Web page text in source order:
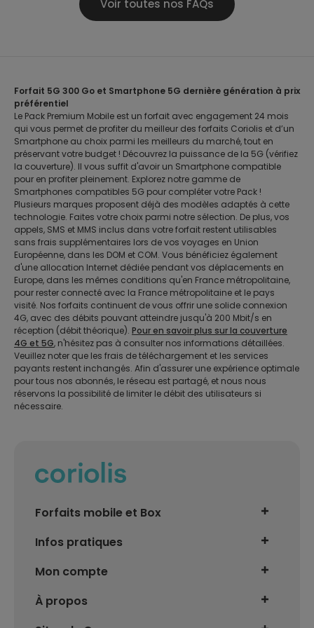
attendant la date de portage, vous continuez à utiliser votre numéro avec votre
vos services.
Lorsque votre ancienne carte SIM ne fonctionnera plus, il vous suffira de la
remplacer par la carte SIM Coriolis pour profiter de votre nouveau forfait !
Si vous avez demandé un nouveau numéro, votre carte SIM s’active au
Si vous rencontrez des difficultés, nous vous invitons à contacter le Service
Client qui vous aidera.
Si vous détenez actuellement un forfait mobile sans engagement, ou encore si
sur
«Conserver mon numéro»
au moment de personnaliser votre
offre mobile.
Ensuite, juste avant l’étape de paiement, il vous sera demandé de saisir
votre numéro de téléphone ainsi quevotre RIO(Relevé d’Identité
Opérateur) préalablement obtenu
en appelant le 3179
depuis votre
ligne mobile.
Vous n’avez pas besoin de résilier votre offre mobile actuelle, Coriolis s’en
occupe gratuitement.
Si vous ne souhaitez pas conserver votre numéro actuel, Coriolis vous en
attribuera un nouveau (Vous avez même le choix parmis une liste lors de votre
commande).
Une fois votre nouvelle ligne Coriolis activée, pensez à effectuer la demandé
de résiliation auprès de votre opérateur actuel.
Si vous êtes encore engagé, renseignez-vous sur les modalités de départ. La
loi Chatel vous permet aujourd’hui de quitter votre opérateur actuel avec des
conditions facilitées.
Voir toutes nos FAQs
Forfait 5G 300 Go et Smartphone 5G dernière génération à prix
préférentiel
Le Pack Premium Mobile est un forfait avec engagement 24 mois
qui vous permet de profiter du meilleur des forfaits Coriolis et d’un
Smartphone au choix parmi les meilleurs du marché, tout en
préservant votre budget ! Découvrez la puissance de la 5G (vérifiez
la couverture). Il vous suffit d'avoir un Smartphone compatible
pour en profiter pleinement. Explorez notre gamme de
Smartphones compatibles 5G pour compléter votre Pack !
Plusieurs marques proposent déjà des modèles adaptés à cette
technologie. Faites votre choix parmi notre sélection. De plus, vos
appels, SMS et MMS inclus dans votre forfait restent utilisables
sans frais supplémentaires lors de vos voyages en Union
Européenne, dans les DOM et COM. Vous bénéficiez également
d'une allocation Internet dédiée pendant vos déplacements en
Europe, dans les mêmes conditions qu'en France métropolitaine,
pour rester connecté avec la France métropolitaine et le pays
visité. Nos forfaits continuent de vous offrir une solide connexion
4G, avec des débits pouvant atteindre jusqu'à 200 Mbit/s en
réception (débit théorique). Pour en savoir plus sur la couverture
4G et 5G, n'hésitez pas à consulter nos informations détaillées.
Veuillez noter que les frais de téléchargement et les services
payants restent inchangés. Afin d'assurer une expérience optimale
pour tous nos abonnés, le réseau est partagé, et nous nous
réservons la possibilité de limiter le débit des utilisateurs si
nécessaire.
Forfaits mobile et Box
Le Relax
Le Connecté
Infos pratiques
Carte Sim bloquée
Problème réseau
Configuration Internet/MMS
Mon compte
Activer ma ligne
À propos